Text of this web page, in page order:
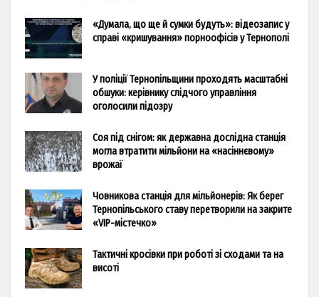
«Думала, що ще й сумки будуть»: відеозапис у
справі «кришування» порноофісів у Тернополі
У поліції Тернопільщини проходять масштабні
обшуки: керівнику слідчого управління
оголосили підозру
Соя під снігом: як державна дослідна станція
могла втратити мільйони на «насіннєвому»
врожаї
Човникова станція для мільйонерів: Як берег
Тернопільського ставу перетворили на закрите
«VIP-містечко»
Тактичні кросівки при роботі зі сходами та на
висоті